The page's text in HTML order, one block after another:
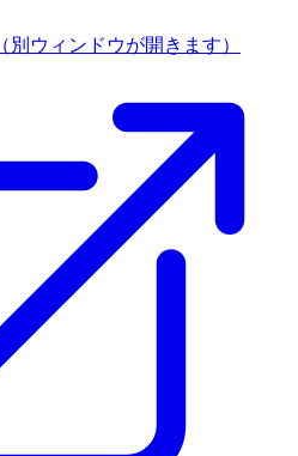
（別ウィンドウが開きます）